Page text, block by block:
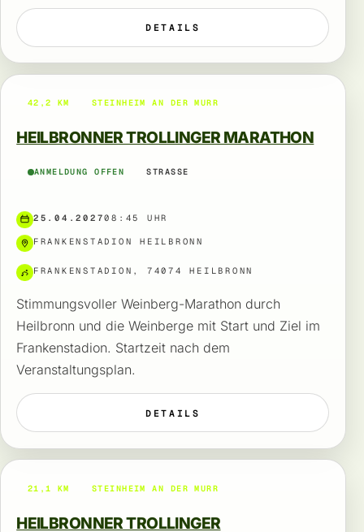
DETAILS
42,2 KM STEINHEIM AN DER MURR
HEILBRONNER TROLLINGER MARATHON
ANMELDUNG OFFEN STRASSE
25.04.202708:45 UHR
FRANKENSTADION HEILBRONN
FRANKENSTADION, 74074 HEILBRONN
Stimmungsvoller Weinberg-Marathon durch
Heilbronn und die Weinberge mit Start und Ziel im
Frankenstadion. Startzeit nach dem
Veranstaltungsplan.
DETAILS
21,1 KM STEINHEIM AN DER MURR
HEILBRONNER TROLLINGER